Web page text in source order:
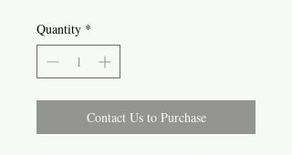
Quantity *
Contact Us to Purchase